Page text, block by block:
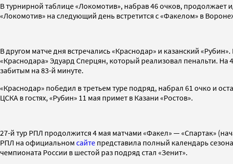
В турнирной таблице «Локомотив», набрав 46 очков, продолжает
«Локомотив» на следующий день встретится с «Факелом» в
В другом матче дня встречались «Краснодар» и казанский
«Краснодара» Эдуард Сперцян, который реализовал пенальти.
забитым на 83-й минуте.
«Краснодар» победил в третьем туре подряд, набрал 61 очко и
ЦСКА в гостях, «Рубин» 11 мая примет в Казани «Ростов».
27-й тур РПЛ продолжится 4 мая матчами «Факел» — «Спартак»
РПЛ на официальном сайте представила полный календарь
чемпионата России в шестой раз подряд стал «Зенит».